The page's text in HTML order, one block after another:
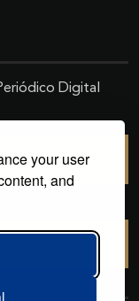
your user
and
Digital